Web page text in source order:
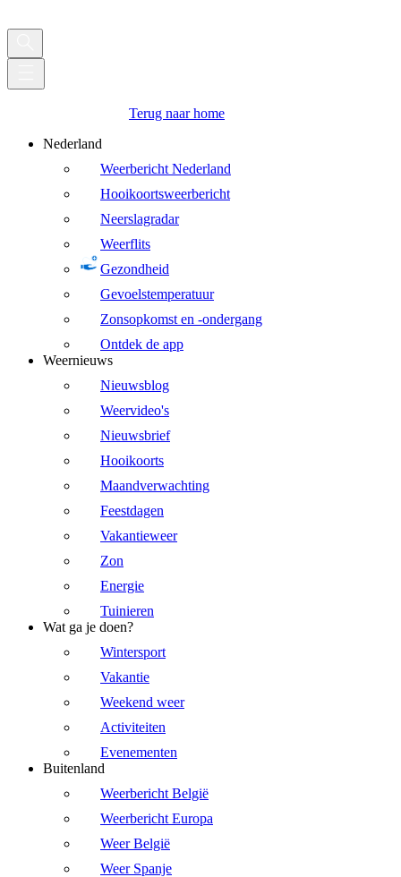
Terug naar home
Nederland
Weerbericht Nederland
Hooikoortsweerbericht
Neerslagradar
Weerflits
Gezondheid
Gevoelstemperatuur
Zonsopkomst en -ondergang
Ontdek de app
Weernieuws
Nieuwsblog
Weervideo's
Nieuwsbrief
Hooikoorts
Maandverwachting
Feestdagen
Vakantieweer
Zon
Energie
Tuinieren
Wat ga je doen?
Wintersport
Vakantie
Weekend weer
Activiteiten
Evenementen
Buitenland
Weerbericht België
Weerbericht Europa
Weer België
Weer Spanje